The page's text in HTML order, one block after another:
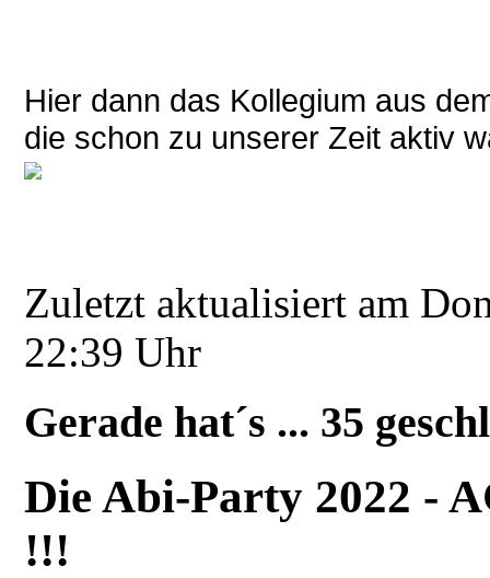
Hier dann das Kollegium aus
die schon zu unserer Zeit aktiv
Zuletzt aktualisiert am
22:39 Uhr
Gerade hat´s ... 35
Die Abi-Party 2022 -
!!!